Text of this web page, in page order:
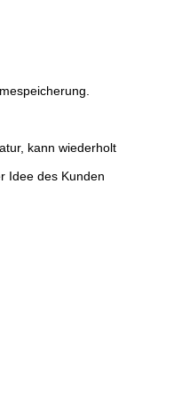
kann wiederholt
Idee des Kunden